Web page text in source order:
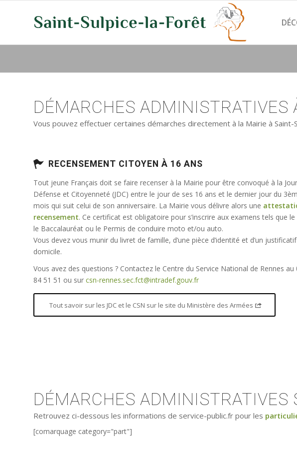
DÉMARCHES ADMINISTRATIVES
Vous pouvez effectuer certaines démarches directement à la Mairie à Saint-
RECENSEMENT CITOYEN À 16 ANS
Tout jeune Français doit se faire recenser à la Mairie pour être convoqué à la
Défense et Citoyenneté (JDC) entre le jour de ses 16 ans et le dernier jour du
mois qui suit celui de son anniversaire. La Mairie vous délivre alors une
recensement. Ce certificat est obligatoire pour s’inscrire aux examens tels que le
le Baccalauréat ou le Permis de conduire moto et/ou auto.
Vous devez vous munir du livret de famille, d’une pièce d’identité et d’un
domicile.
Vous avez des questions ? Contactez le Centre du Service National de Rennes au
84 51 51 ou sur csn-rennes.sec.fct@intradef.gouv.fr
Tout savoir sur les JDC et le CSN sur le site du Ministère des Armées
DÉMARCHES ADMINISTRATIVES
Retrouvez ci-dessous les informations de service-public.fr pour les
[comarquage category="part"]